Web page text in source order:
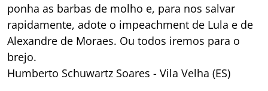
ponha as barbas de molho e, para nos salvar
rapidamente, adote o impeachment de Lula e de
Alexandre de Moraes. Ou todos iremos para o
brejo.
Humberto Schuwartz Soares - Vila Velha (ES)